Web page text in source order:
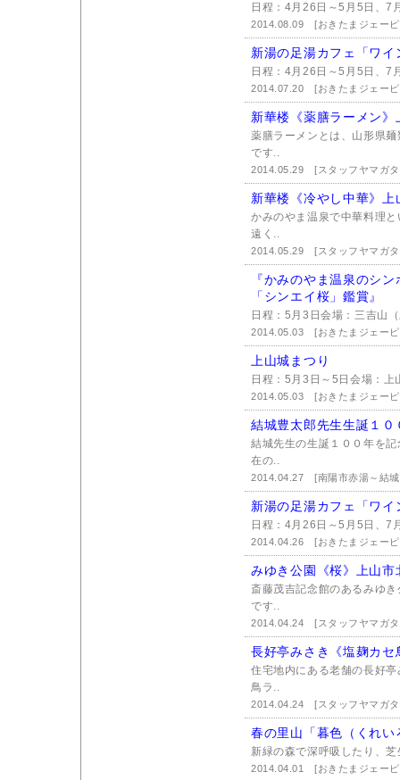
日程：4月26日～5月5日、7
2014.08.09[おきたまジェー
新湯の足湯カフェ「ワイ
日程：4月26日～5月5日、7
2014.07.20[おきたまジェー
新華楼《薬膳ラーメン》
薬膳ラーメンとは、山形県
です..
2014.05.29[スタッフヤマガ
新華楼《冷やし中華》上
かみのやま温泉で中華料理
遠く..
2014.05.29[スタッフヤマガ
『かみのやま温泉のシ
「シンエイ桜」鑑賞』
日程：5月3日会場：三吉山
2014.05.03[おきたまジェー
上山城まつり
日程：5月3日～5日会場：
2014.05.03[おきたまジェー
結城豊太郎先生生誕１０
結城先生の生誕１００年を
在の..
2014.04.27[南陽市赤湯～結
新湯の足湯カフェ「ワイ
日程：4月26日～5月5日、7
2014.04.26[おきたまジェー
みゆき公園《桜》上山市
斎藤茂吉記念館のあるみゆ
です..
2014.04.24[スタッフヤマガ
長好亭みさき《塩麹カ
住宅地内にある老舗の長好
鳥ラ..
2014.04.24[スタッフヤマガ
春の里山「暮色（くれ
新緑の森で深呼吸したり、
2014.04.01[おきたまジェー